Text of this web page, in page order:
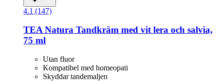
4.1 (147)
TEA Natura Tandkräm med vit lera och salvia,
75 ml
Utan fluor
Kompatibel med homeopati
Skyddar tandemaljen